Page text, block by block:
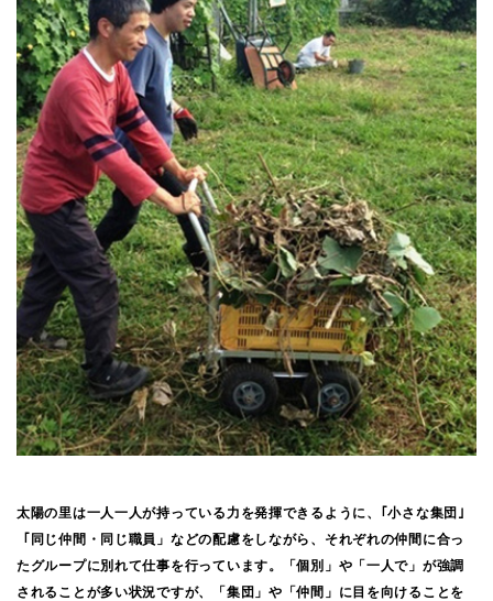
太陽の里は一人一人が持っている力を発揮できるように、｢小さな集団｣
「同じ仲間・同じ職員」などの配慮をしながら、それぞれの仲間に合っ
たグループに別れて仕事を行っています。「個別」や「一人で」が強調
されることが多い状況ですが、「集団」や「仲間」に目を向けることを